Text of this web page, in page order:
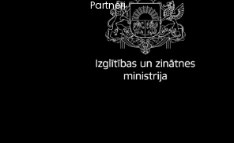
Partneri